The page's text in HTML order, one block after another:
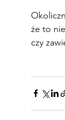
że to
czy